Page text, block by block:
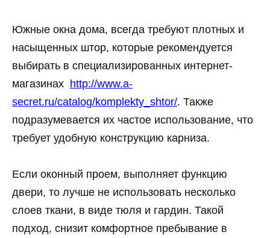
Южные окна дома, всегда требуют плотных и
насыщенных штор, которые рекомендуется
выбирать в специализированных интернет-
магазинах http://www.a-
secret.ru/catalog/komplekty_shtor/. Также
подразумевается их частое использование, что
требует удобную конструкцию карниза.
Если оконный проем, выполняет функцию
двери, то лучше не использовать несколько
слоев ткани, в виде тюля и гардин. Такой
подход, снизит комфортное пребывание в